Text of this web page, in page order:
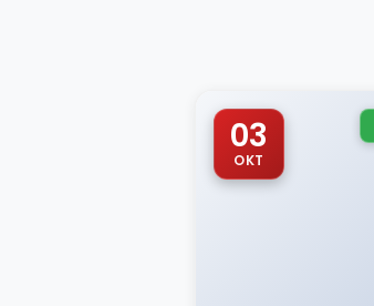
03
OKT